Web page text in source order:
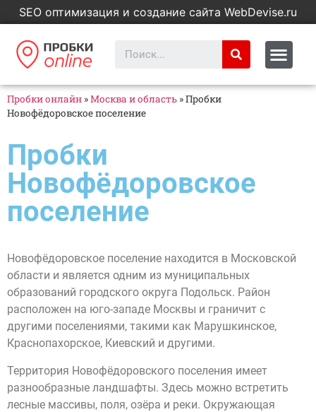
SEO оптимизация и создание сайта WebDevise.ru
Пробки онлайн »Москва и область »Пробки
Новофёдоровское поселение
Пробки
Новофёдоровское
поселение
Новофёдоровское поселение находится в Московской
области и является одним из муниципальных
образований городского округа Подольск. Район
расположен на юго-западе Москвы и граничит с
другими поселениями, такими как Марушкинское,
Краснопахорское, Киевский и другими.
Территория Новофёдоровского поселения имеет
разнообразные ландшафты. Здесь можно встретить
лесные массивы, поля, озёра и реки. Окружающая